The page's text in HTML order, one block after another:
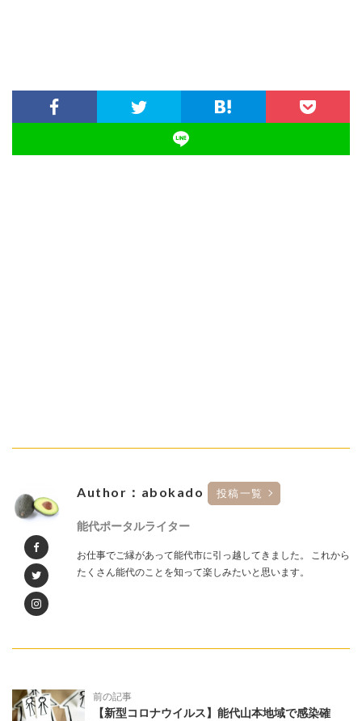
Author：abokado 投稿一覧
能代ポータルライター
お仕事でご縁があって能代市に引っ越してきました。 これから
たくさん能代のことを知って楽しみたいと思います。
前の記事
【新型コロナウイルス】能代山本地域で感染確